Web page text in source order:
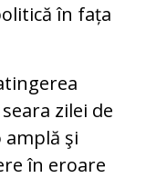
în fața
zilei de
amplă şi
în eroare